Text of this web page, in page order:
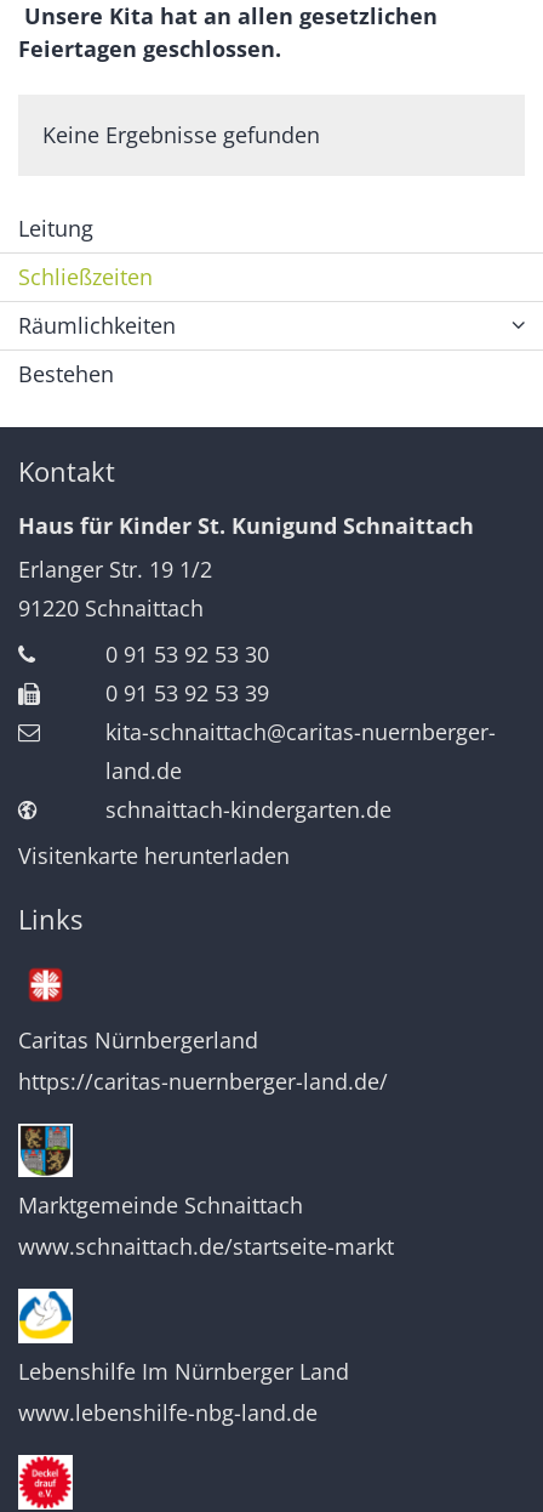
Unsere Kita hat an allen gesetzlichen
Feiertagen geschlossen.
Keine Ergebnisse gefunden
Leitung
Schließzeiten
Räumlichkeiten
Bestehen
Kontakt
Haus für Kinder St. Kunigund Schnaittach
Erlanger Str. 19 1/2
91220 Schnaittach
0 91 53 92 53 30
0 91 53 92 53 39
kita-schnaittach@caritas-nuernberger-
land.de
schnaittach-kindergarten.de
Visitenkarte herunterladen
Links
Caritas Nürnbergerland
https://caritas-nuernberger-land.de/
Marktgemeinde Schnaittach
www.schnaittach.de/startseite-markt
Lebenshilfe Im Nürnberger Land
www.lebenshilfe-nbg-land.de